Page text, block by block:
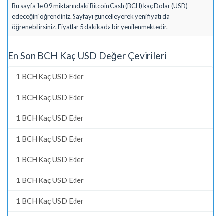
Bu sayfa ile 0.9 miktarındaki Bitcoin Cash (BCH) kaç Dolar (USD)
edeceğini öğrendiniz. Sayfayı güncelleyerek yeni fiyatı da
öğrenebilirsiniz. Fiyatlar 5 dakikada bir yenilenmektedir.
En Son BCH Kaç USD Değer Çevirileri
1 BCH Kaç USD Eder
1 BCH Kaç USD Eder
1 BCH Kaç USD Eder
1 BCH Kaç USD Eder
1 BCH Kaç USD Eder
1 BCH Kaç USD Eder
1 BCH Kaç USD Eder